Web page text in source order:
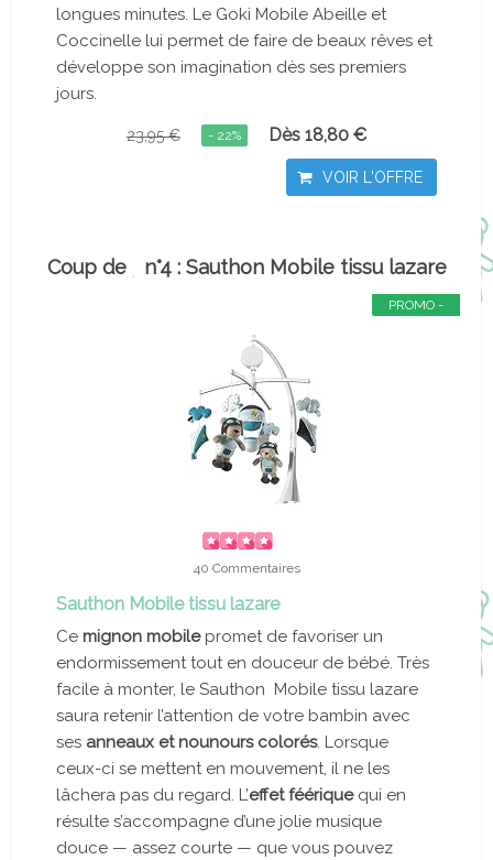
longues minutes. Le Goki Mobile Abeille et
Coccinelle lui permet de faire de beaux rêves et
développe son imagination dès ses premiers
jours.
23,95 € - 22% Dès 18,80 €
VOIR L'OFFRE
Coup de n°4 : Sauthon Mobile tissu lazare
PROMO -
40 Commentaires
Sauthon Mobile tissu lazare
Ce mignon mobilepromet de favoriser un
endormissement tout en douceur de bébé. Très
facile à monter, le Sauthon Mobile tissu lazare
saura retenir l’attention de votre bambin avec
ses anneaux et nounours colorés. Lorsque
ceux-ci se mettent en mouvement, il ne les
lâchera pas du regard. L’effet féériquequi en
résulte s’accompagne d’une jolie musique
douce — assez courte — que vous pouvez